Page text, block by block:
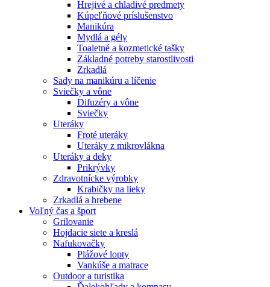
Hrejivé a chladivé predmety
Kúpeľňové príslušenstvo
Manikúra
Mydlá a gély
Toaletné a kozmetické tašky
Základné potreby starostlivosti
Zrkadlá
Sady na manikúru a líčenie
Sviečky a vône
Difuzéry a vône
Sviečky
Uteráky
Froté uteráky
Uteráky z mikrovlákna
Uteráky a deky
Prikrývky
Zdravotnícke výrobky
Krabičky na lieky
Zrkadlá a hrebene
Voľný čas a šport
Grilovanie
Hojdacie siete a kreslá
Nafukovačky
Plážové lopty
Vankúše a matrace
Outdoor a turistika